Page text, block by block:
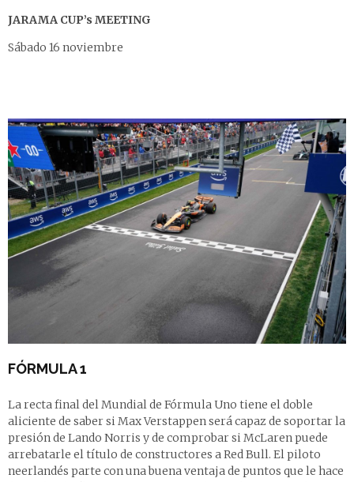
JARAMA CUP’s MEETING
Sábado 16 noviembre
FÓRMULA 1
La recta final del Mundial de Fórmula Uno tiene el doble
aliciente de saber si Max Verstappen será capaz de soportar la
presión de Lando Norris y de comprobar si McLaren puede
arrebatarle el título de constructores a Red Bull. El piloto
neerlandés parte con una buena ventaja de puntos que le hace